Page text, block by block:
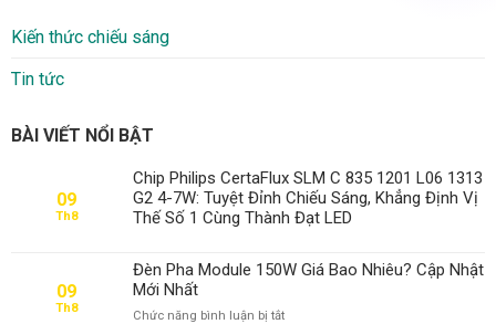
Kiến thức chiếu sáng
Tin tức
BÀI VIẾT NỔI BẬT
09
Th8
Chip Philips CertaFlux SLM C 835 1201 L06 1313
G2 4-7W: Tuyệt Đỉnh Chiếu Sáng, Khẳng Định Vị
Thế Số 1 Cùng Thành Đạt LED
09
Th8
Đèn Pha Module 150W Giá Bao Nhiêu? Cập Nhật
Mới Nhất
Chức năng bình luận bị tắtở